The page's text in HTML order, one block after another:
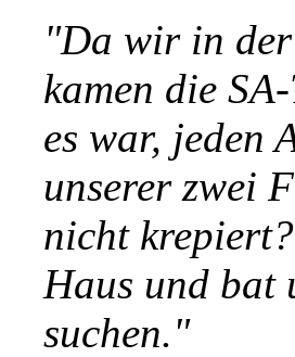
"Da wir in
kamen die
es war, jeden
unserer zwei
nicht
Haus und bat
suchen."